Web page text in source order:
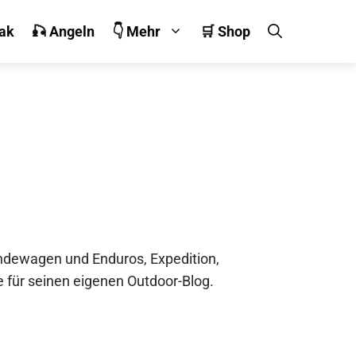
🎣 Angeln 👇 Mehr 🛒 Shop
und Enduros, Expedition,
seinen eigenen Outdoor-Blog.